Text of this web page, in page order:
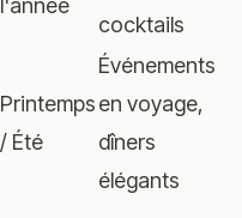
l'année
cocktails
Printemps
/ Été
Événements
en voyage,
dîners
élégants